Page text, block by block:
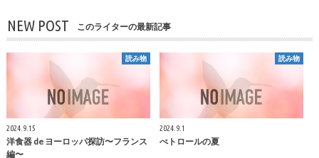
NEW POST このライターの最新記事
読み物
2024.9.15
洋食器 de ヨーロッパ探訪〜フランス
編〜
読み物
2024.9.1
ぺトロールの夏